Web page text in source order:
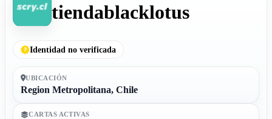
tiendablacklotus
Identidad no verificada
UBICACIÓN
Region Metropolitana, Chile
CARTAS ACTIVAS